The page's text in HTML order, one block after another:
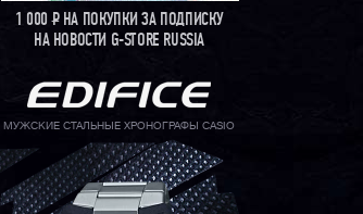
1 000РНА ПОКУПКИ ЗА ПОДПИСКУ
НА НОВОСТИ G-STORE RUSSIA
МУЖСКИЕ СТАЛЬНЫЕ ХРОНОГРАФЫ CASIO